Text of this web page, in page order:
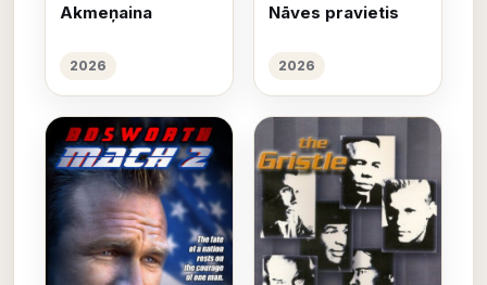
Akmeņaina
2026
Nāves pravietis
2026